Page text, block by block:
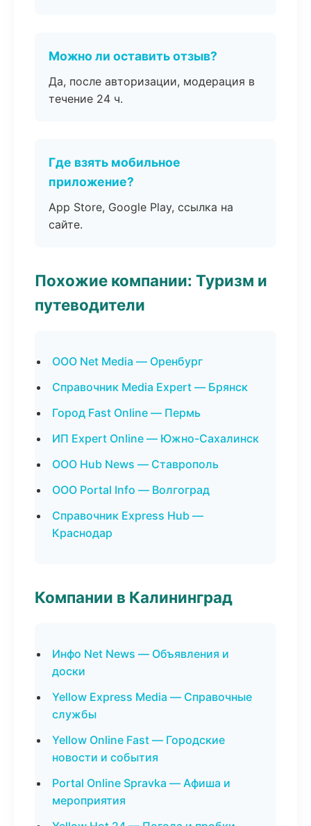
Можно ли оставить отзыв?
Да, после авторизации, модерация в
течение 24 ч.
Где взять мобильное
приложение?
App Store, Google Play, ссылка на
сайте.
Похожие компании: Туризм и
путеводители
ООО Net Media — Оренбург
Справочник Media Expert — Брянск
Город Fast Online — Пермь
ИП Expert Online — Южно-Сахалинск
ООО Hub News — Ставрополь
ООО Portal Info — Волгоград
Справочник Express Hub —
Краснодар
Компании в Калининград
Инфо Net News — Объявления и
доски
Yellow Express Media — Справочные
службы
Yellow Online Fast — Городские
новости и события
Portal Online Spravka — Афиша и
мероприятия